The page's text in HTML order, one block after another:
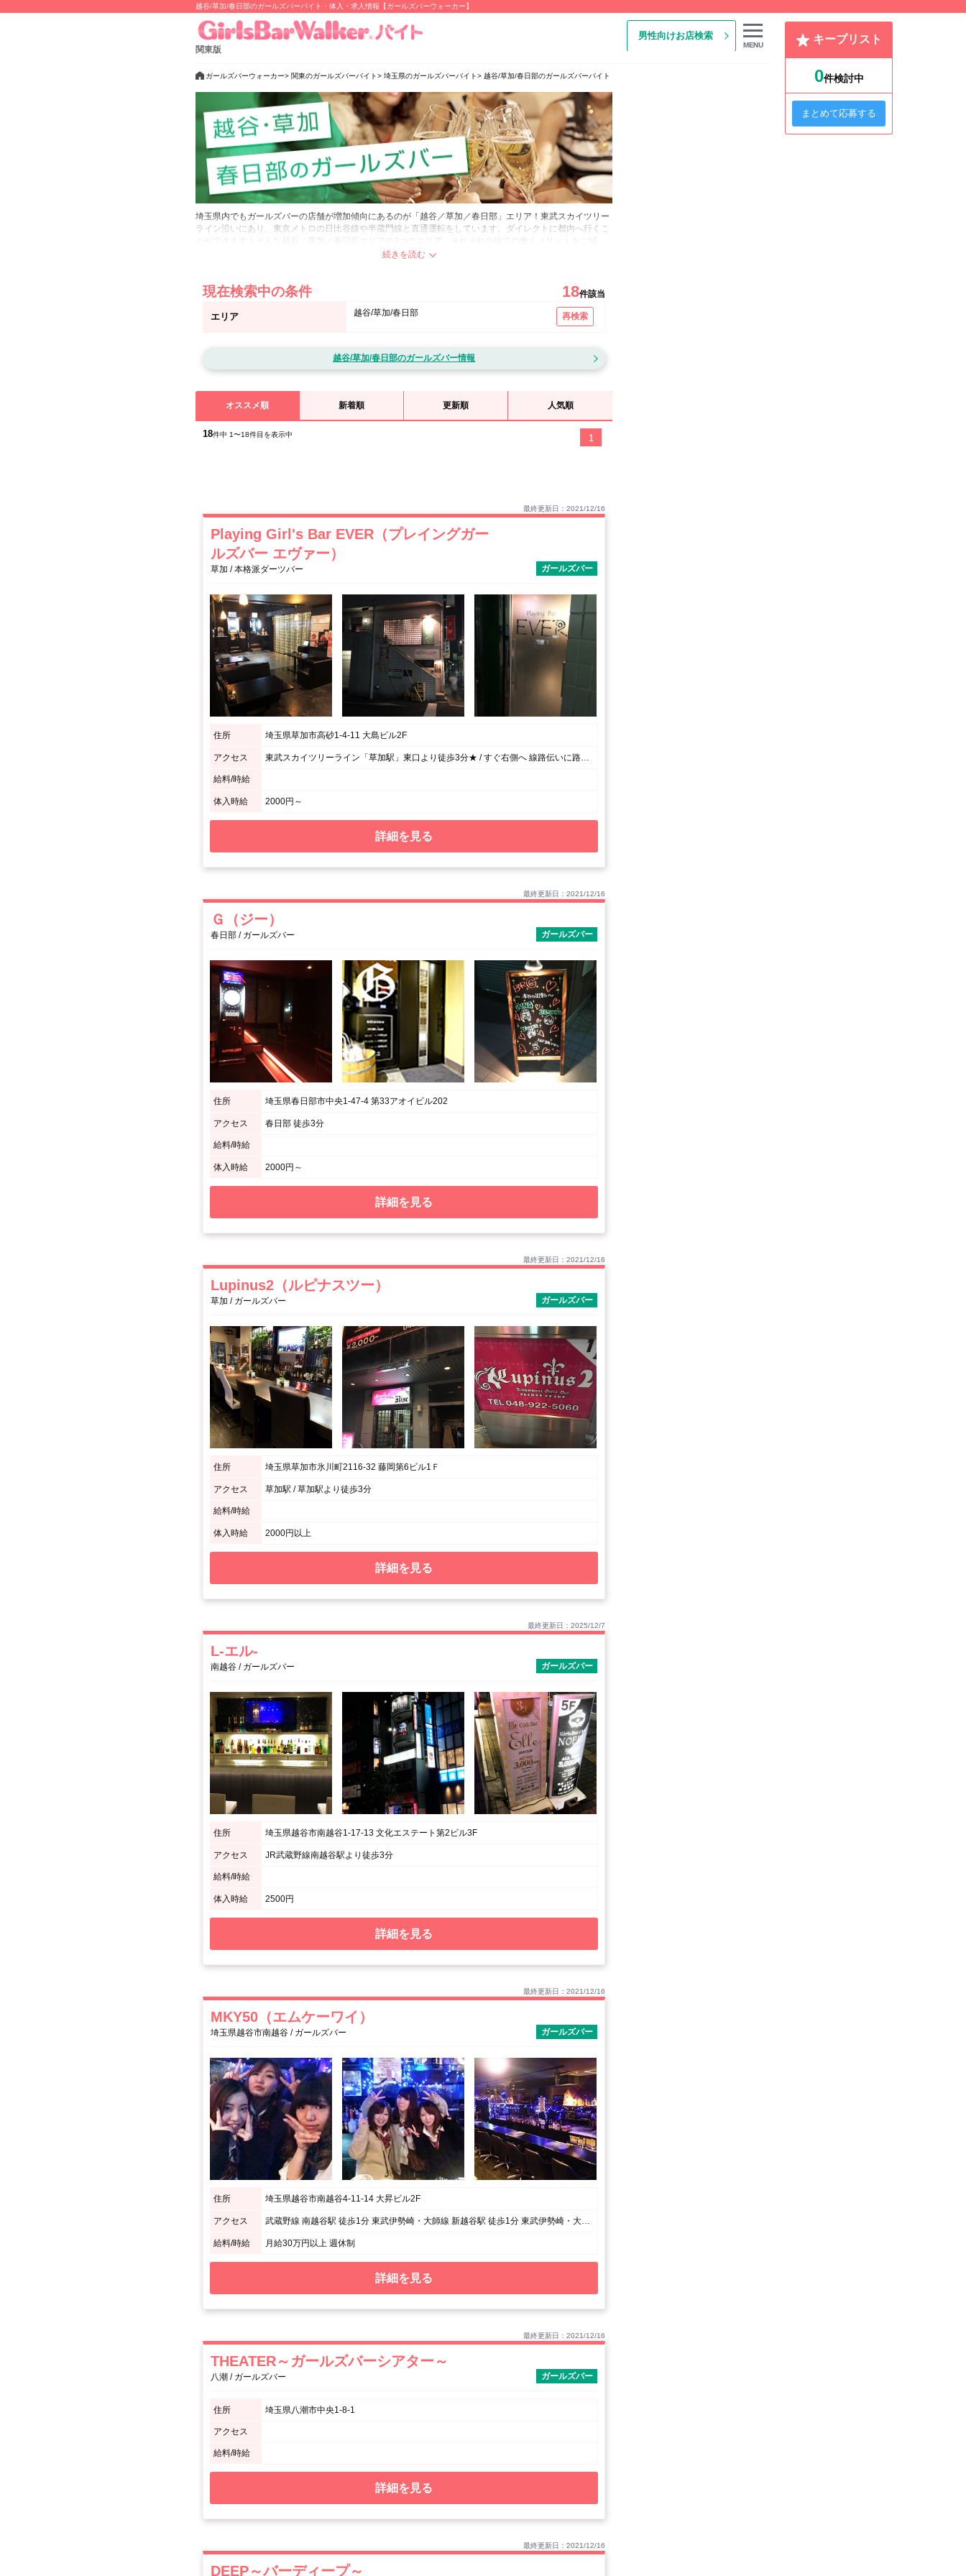
越谷/草加/春日部のガールズバーバイト・体入・求人情報【ガールズバーウォーカー】
関東版
男性向けお店検索
MENU
ガールズバーウォーカー 関東のガールズバーバイト 埼玉県のガールズバーバイト 越谷/草加/春日部のガールズバーバイト
埼玉県内でもガールズバーの店舗が増加傾向にあるのが「越谷／草加／春日部」エリア！東武スカイツリー
ライン沿いにあり、東京メトロの日比谷線や半蔵門線と直通運転をしています。ダイレクトに都内へ行くこ
です♪駅周辺にはガールズバーが多数！越谷にはイオンレイクタウンやアウトレットなどショッピングモー
ルが豊富なのが特徴のエリアです！アルバイトをお探しの方におすすめのエリアです！
■草加…草加せんべい・温泉など、都心から近い観光地として人気なのが草加エリア！草加駅周辺には、ガ
タリの求人アルバイトをお探しください！キャッチの数も多いので常に賑わっているのがこの草加エリア！
お気に入りのガールズバーを見つけてみてください♪
ラクラク！都心の喧騒から離れたエリアでアルバイトをお探しの方にもぴったりのエリアです♪
現在検索中の条件 18件該当
エリア 越谷/草加/春日部 再検索
越谷/草加/春日部のガールズバー情報
オススメ順 新着順 更新順 人気順
18件中 1〜18件目を表示中 1
最終更新日：2021/12/16
Playing Girl's Bar EVER（プレイングガー
ルズバー エヴァー）
草加 / 本格派ダーツバー ガールズバー
住所 埼玉県草加市高砂1-4-11 大島ビル2F
アクセス 東武スカイツリーライン「草加駅」東口より徒歩3分★ / すぐ右側へ 線路伝いに路地を歩いて行くと 左手にファミリーマートさんがあり、 さらに進むと、赤い看板のラーメン屋”時茂”さんがあり、交差点にぶつかります。 さらにその交差点を越えて農協の隣の白いビルの２Fです！ ダーツのマークの看板が目印！！
給料/時給
体入時給 2000円～
詳細を見る
最終更新日：2021/12/16
Ｇ（ジー）
春日部 / ガールズバー ガールズバー
住所 埼玉県春日部市中央1-47-4 第33アオイビル202
アクセス 春日部 徒歩3分
給料/時給
体入時給 2000円～
詳細を見る
最終更新日：2021/12/16
Lupinus2（ルピナスツー）
草加 / ガールズバー ガールズバー
住所 埼玉県草加市氷川町2116-32 藤岡第6ビル1Ｆ
アクセス 草加駅 / 草加駅より徒歩3分
給料/時給
体入時給 2000円以上
詳細を見る
最終更新日：2025/12/7
L-エル-
南越谷 / ガールズバー ガールズバー
住所 埼玉県越谷市南越谷1-17-13 文化エステート第2ビル3F
アクセス JR武蔵野線南越谷駅より徒歩3分
給料/時給
体入時給 2500円
詳細を見る
最終更新日：2021/12/16
MKY50（エムケーワイ）
埼玉県越谷市南越谷 / ガールズバー ガールズバー
住所 埼玉県越谷市南越谷4-11-14 大昇ビル2F
アクセス 武蔵野線 南越谷駅 徒歩1分 東武伊勢崎・大師線 新越谷駅 徒歩1分 東武伊勢崎・大師線 春日部駅 ☆東武スカイツリーライン、武蔵野線沿線の方が多数在籍中！ 春日部、越谷、せんげん台、南浦和、春日部、草加、三郷、浦和方面など、駅前なのでアクセス便利です！
給料/時給 月給30万円以上 週休制
詳細を見る
最終更新日：2021/12/16
THEATER～ガールズバーシアター～
八潮 / ガールズバー ガールズバー
住所 埼玉県八潮市中央1-8-1
アクセス
給料/時給
詳細を見る
最終更新日：2021/12/16
DEEP～バーディープ～
キープリスト
0件検討中
まとめて応募する